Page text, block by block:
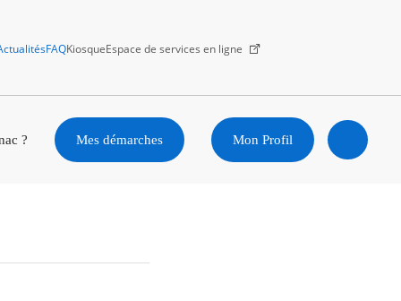
FAQKiosqueEspace de services en ligne
? Mes démarches Mon Profil